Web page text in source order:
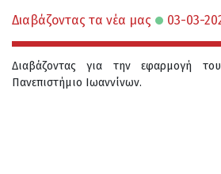
Διαβάζοντας τα νέα μας 03-03-
Διαβάζοντας για την εφαρμογή
Πανεπιστήμιο Ιωαννίνων.